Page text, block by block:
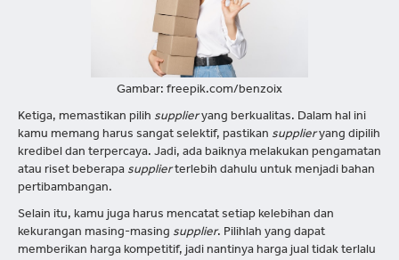
Gambar: freepik.com/benzoix
Ketiga, memastikan pilih supplieryang berkualitas. Dalam hal ini
kamu memang harus sangat selektif, pastikan supplieryang dipilih
kredibel dan terpercaya. Jadi, ada baiknya melakukan pengamatan
atau riset beberapa supplierterlebih dahulu untuk menjadi bahan
pertibambangan.
Selain itu, kamu juga harus mencatat setiap kelebihan dan
kekurangan masing-masing supplier. Pilihlah yang dapat
memberikan harga kompetitif, jadi nantinya harga jual tidak terlalu